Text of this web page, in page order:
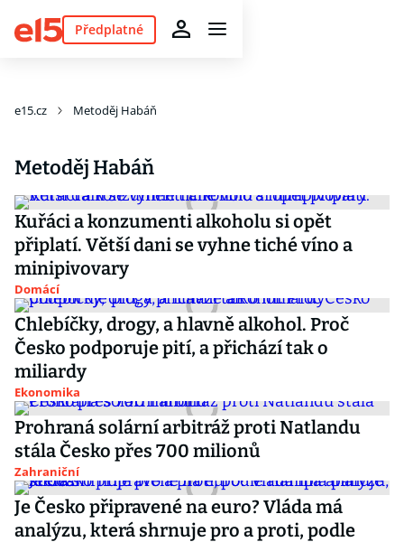
Předplatné
e15.cz Metoděj Habáň
Metoděj Habáň
Kuřáci a konzumenti alkoholu si opět
připlatí. Větší dani se vyhne tiché víno a
minipivovary
Domácí
Chlebíčky, drogy, a hlavně alkohol. Proč
Česko podporuje pití, a přichází tak o
miliardy
Ekonomika
Prohraná solární arbitráž proti Natlandu
stála Česko přes 700 milionů
Zahraniční
Je Česko připravené na euro? Vláda má
analýzu, která shrnuje pro a proti, podle